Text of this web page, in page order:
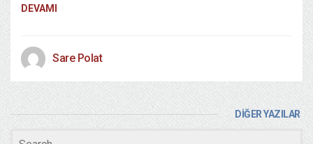
DEVAMI
Sare Polat
DİĞER YAZILAR